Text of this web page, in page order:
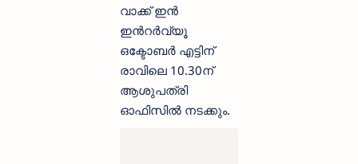
വാക്ക് ഇൻ
ഇൻറർവ്യൂ
ഒക്ടോബർ എട്ടിന്
രാവിലെ 10.30ന്
ആശുപത്രി
ഓഫിസിൽ നടക്കും.